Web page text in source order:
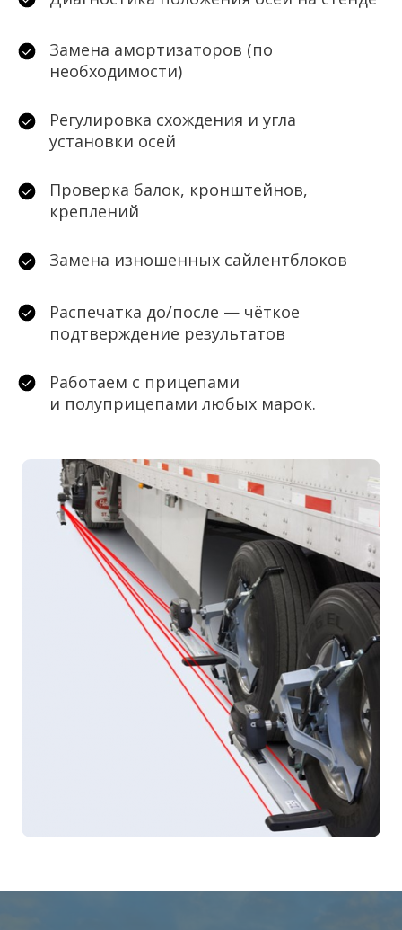
Замена амортизаторов (по
необходимости)
Регулировка схождения и угла
установки осей
Проверка балок, кронштейнов,
креплений
Замена изношенных сайлентблоков
Распечатка до/после — чёткое
подтверждение результатов
Работаем с прицепами
и полуприцепами любых марок.